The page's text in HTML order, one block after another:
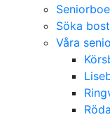
Söka
Våra